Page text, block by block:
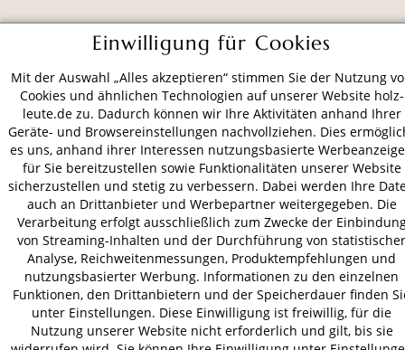
VERSAND
AGB Datenschutz
Impressum
© 2026 HOLZ-LEUTE
* Alle Preise inkl. gesetzl. Mehrwertsteuer zzgl.Versandkosten.
Einwilligung für Cookies
Mit der Auswahl „Alles akzeptieren“ stimmen Sie der Nutzung
Cookies und ähnlichen Technologien auf unserer Website holz-
leute.de zu. Dadurch können wir Ihre Aktivitäten anhand Ihrer
Geräte- und Browsereinstellungen nachvollziehen. Dies
es uns, anhand ihrer Interessen nutzungsbasierte
für Sie bereitzustellen sowie Funktionalitäten unserer Website
sicherzustellen und stetig zu verbessern. Dabei werden Ihre
auch an Drittanbieter und Werbepartner weitergegeben. Die
Verarbeitung erfolgt ausschließlich zum Zwecke der
von Streaming-Inhalten und der Durchführung von statistischer
Analyse, Reichweitenmessungen, Produktempfehlungen und
nutzungsbasierter Werbung. Informationen zu den einzelnen
Funktionen, den Drittanbietern und der Speicherdauer finden
unter Einstellungen. Diese Einwilligung ist freiwillig, für die
Nutzung unserer Website nicht erforderlich und gilt, bis sie